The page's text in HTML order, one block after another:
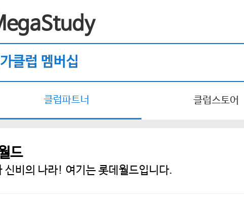
클럽 멤버십
클럽파트너 클럽스토어
드
신비의 나라! 여기는 롯데월드입니다.